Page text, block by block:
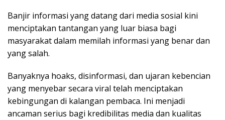
Banjir informasi yang datang dari media sosial kini
menciptakan tantangan yang luar biasa bagi
masyarakat dalam memilah informasi yang benar dan
yang salah.
Banyaknya hoaks, disinformasi, dan ujaran kebencian
yang menyebar secara viral telah menciptakan
kebingungan di kalangan pembaca. Ini menjadi
ancaman serius bagi kredibilitas media dan kualitas